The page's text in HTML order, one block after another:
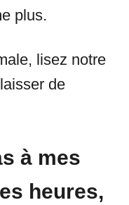
plus.
lisez notre
de
à mes
heures,